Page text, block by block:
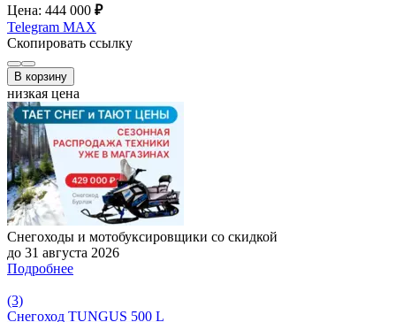
Цена: 444 000 ₽
Telegram MAX
Скопировать ссылку
В корзину
низкая цена
Снегоходы и мотобуксировщики со скидкой
до 31 августа 2026
Подробнее
(3)
Снегоход TUNGUS 500 L